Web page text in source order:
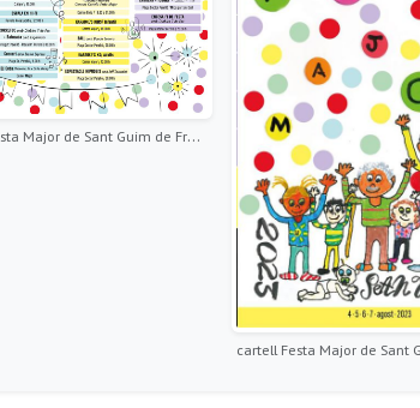
Programa Festa Major de Sant Guim de Freixenet 2023